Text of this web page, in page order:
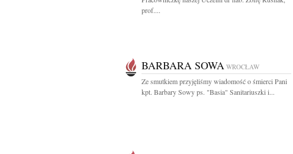
prof....
BARBARA SOWA WROCŁAW
Ze smutkiem przyjęliśmy wiadomość o śmierci Pani
kpt. Barbary Sowy ps. "Basia" Sanitariuszki i...